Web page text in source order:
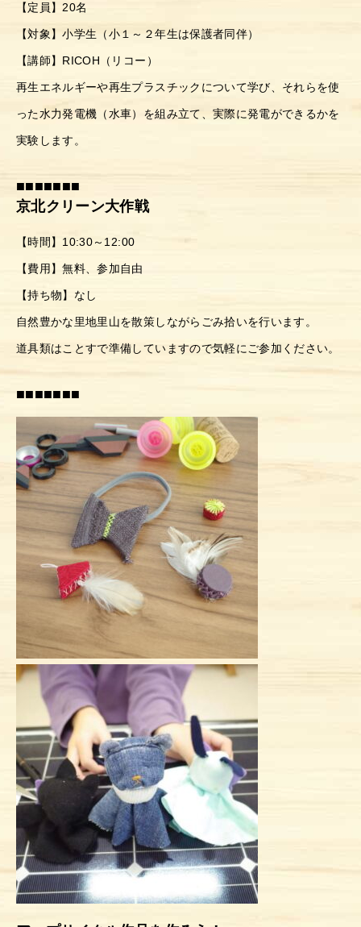
【定員】20名
【対象】小学生（小１～２年生は保護者同伴）
【講師】RICOH（リコー）
再生エネルギーや再生プラスチックについて学び、それらを使
った水力発電機（水車）を組み立て、実際に発電ができるかを
実験します。
■■■■■■■
京北クリーン大作戦
【時間】10:30～12:00
【費用】無料、参加自由
【持ち物】なし
自然豊かな里地里山を散策しながらごみ拾いを行います。
道具類はことすで準備していますので気軽にご参加ください。
■■■■■■■